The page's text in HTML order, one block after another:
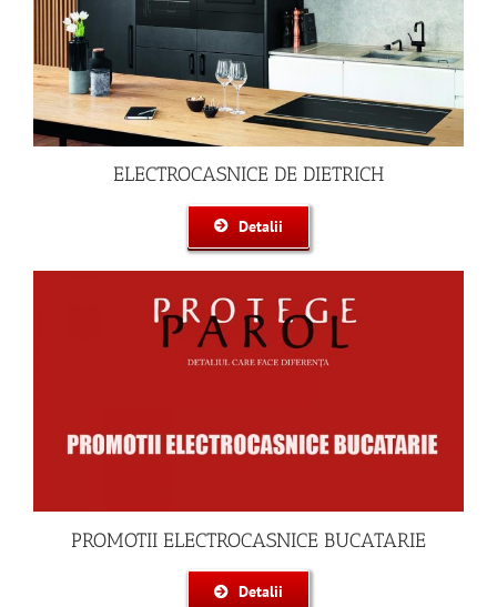
ELECTROCASNICE DE DIETRICH
Detalii
PROMOTII ELECTROCASNICE BUCATARIE
Detalii